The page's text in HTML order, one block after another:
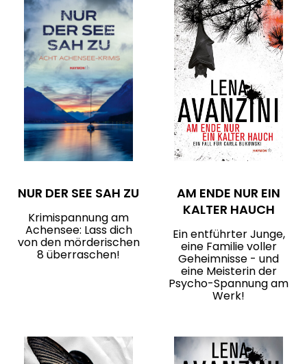
NUR DER SEE SAH ZU
Krimispannung am
Achensee: Lass dich
von den mörderischen
8 überraschen!
AM ENDE NUR EIN
KALTER HAUCH
Ein entführter Junge,
eine Familie voller
Geheimnisse - und
eine Meisterin der
Psycho-Spannung am
Werk!